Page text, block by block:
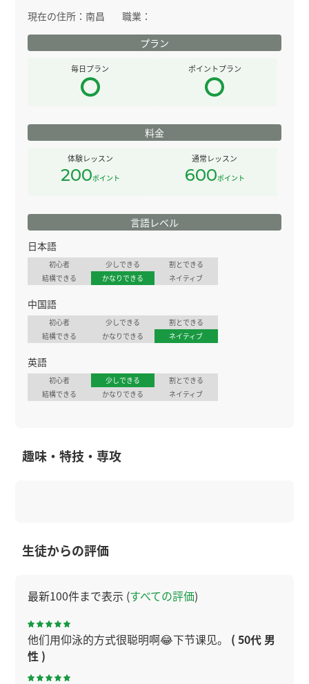
現在の住所： 南昌
職業：
プラン
毎日プラン ポイントプラン
料金
体験レッスン
200ポイント
通常レッスン
600ポイント
言語レベル
日本語
初心者 少しできる
割とできる
結構できる
かなりできる ネイティブ
中国語
初心者 少しできる
割とできる
結構できる
かなりできる ネイティブ
英語
初心者 少しできる
割とできる
結構できる
かなりできる ネイティブ
趣味・特技・専攻
生徒からの評価
最新100件まで表示 (すべての評価)
他们用仰泳的方式很聪明啊😂下节课见。 ( 50代 男
性 )